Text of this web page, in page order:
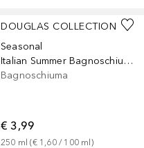
DOUGLAS COLLECTION
Seasonal
Italian Summer Bagnoschiuma
Bagnoschiuma
€ 3,99
250 ml (€ 1,60 / 100 ml)